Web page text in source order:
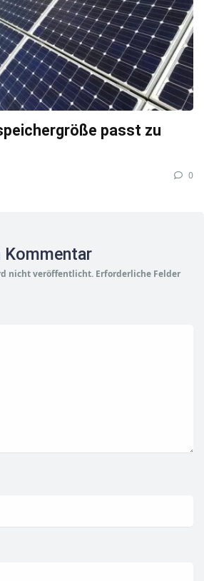
passt zu
0
Kommentar
nicht veröffentlicht. Erforderliche Felder